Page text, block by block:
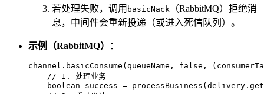
若处理失败，调用 basicNack
（RabbitMQ）拒绝消
息，中间件会重新投递（或进入死信队列）。
示例（RabbitMQ） ：
channel.basicConsume(queueName, false ,
// 1. 处理业务
boolean
success =